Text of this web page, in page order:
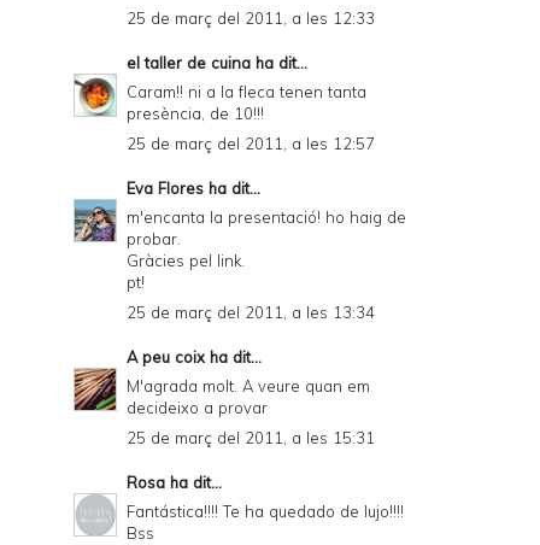
25 de març del 2011, a les 12:33
el taller de cuina ha dit...
Caram!! ni a la fleca tenen tanta
presència, de 10!!!
25 de març del 2011, a les 12:57
Eva Flores ha dit...
m'encanta la presentació! ho haig de
probar.
Gràcies pel link.
pt!
25 de març del 2011, a les 13:34
A peu coix ha dit...
M'agrada molt. A veure quan em
decideixo a provar
25 de març del 2011, a les 15:31
Rosa ha dit...
Fantástica!!!! Te ha quedado de lujo!!!!
Bss